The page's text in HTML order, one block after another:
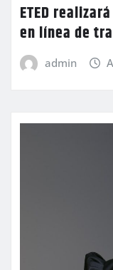
ETED
en línea de
admin